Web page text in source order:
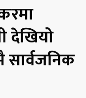
देखियो
सार्वजनिक